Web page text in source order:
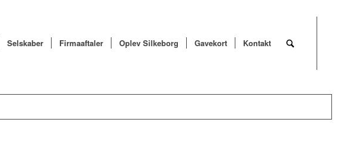
Selskaber Firmaaftaler Oplev Silkeborg Gavekort Kontakt